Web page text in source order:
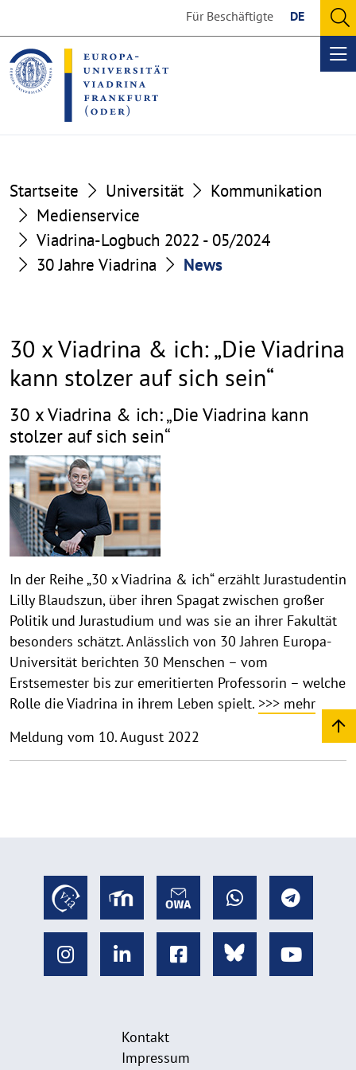
the
content
section
the
footer
section
Für Beschäftigte DE
Startseite Universität
Kommunikation
Medienservice
Viadrina-Logbuch 2022 - 05/2024
30 Jahre Viadrina
News
30 x Viadrina & ich: „Die Viadrina
kann stolzer auf sich sein“
30 x Viadrina & ich: „Die Viadrina kann
stolzer auf sich sein“
In der Reihe „30 x Viadrina & ich“ erzählt Jurastudentin
Lilly Blaudszun, über ihren Spagat zwischen großer
Politik und Jurastudium und was sie an ihrer Fakultät
besonders schätzt. Anlässlich von 30 Jahren Europa-
Universität berichten 30 Menschen – vom
Erstsemester bis zur emeritierten Professorin – welche
Rolle die Viadrina in ihrem Leben spielt. >>> mehr
Meldung vom 10. August 2022
Kontakt
Impressum